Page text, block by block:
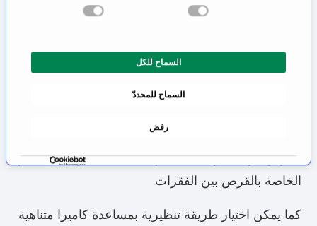
ة
السماح للكل
السماح للمحددّ
رفض
هناك اضطراب في إفراغ المثانة البولية أو في وظيفة
جودة الحياة. عندها تتوفر طرق مختلفة للجراحة.
أصبح بالإمكان وبشكل متزايد القيام بالجراحة الدقيقة
في منطقة الشكوى بواسطة إبرة واستئصال نسيج
القرص بين الفقرات بينما يتم الحفاظ على وظيفة الدعم
الخاصة بالقرص بين الفقرات.
كما يمكن اختيار طريقة تنظيرية بمساعدة كاميرا متناهية